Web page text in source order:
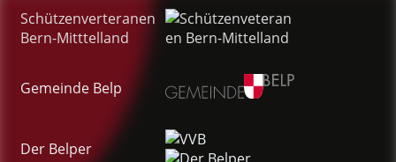
Schützenverteranen
Bern-Mitttelland
Gemeinde Belp
Der Belper